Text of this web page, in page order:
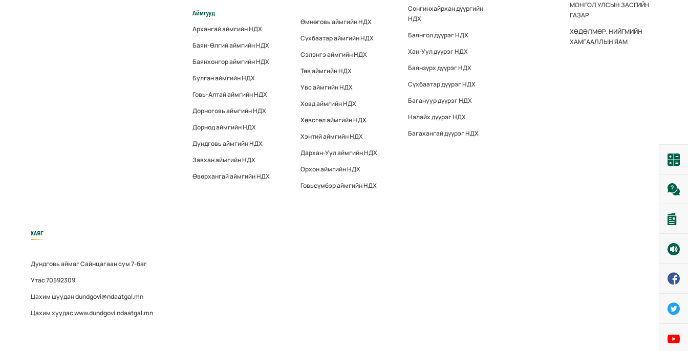
ХАЯГ
Дундговь аймаг Сайнцагаан сум 7-баг
Утас 70592309
Цахим шуудан dundgovi@ndaatgal.mn
Цахим хуудас www.dundgovi.ndaatgal.mn
Аймгууд
Архангай аймгийн НДХ
Баян-Өлгий аймгийн НДХ
Баянхонгор аймгийн НДХ
Булган аймгийн НДХ
Говь-Алтай аймгийн НДХ
Дорноговь аймгийн НДХ
Дорнод аймгийн НДХ
Дундговь аймгийн НДХ
Завхан аймгийн НДХ
Өвөрхангай аймгийн НДХ
Өмнөговь аймгийн НДХ
Сүхбаатар аймгийн НДХ
Сэлэнгэ аймгийн НДХ
Төв аймгийн НДХ
Увс аймгийн НДХ
Ховд аймгийн НДХ
Хөвсгөл аймгийн НДХ
Хэнтий аймгийн НДХ
Дархан-Уул аймгийн НДХ
Орхон аймгийн НДХ
Говьсүмбэр аймгийн НДХ
Сонгинхайрхан дүүргийн
НДХ
Баянгол дүүрэг НДХ
Хан-Уул дүүрэг НДХ
Баянзүрх дүүрэг НДХ
Сүхбаатар дүүрэг НДХ
Багануур дүүрэг НДХ
Налайх дүүрэг НДХ
Багахангай дүүрэг НДХ
МОНГОЛ УЛСЫН ЗАСГИЙН
ГАЗАР
ХӨДӨЛМӨР, НИЙГМИЙН
ХАМГААЛЛЫН ЯАМ